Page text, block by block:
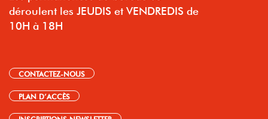
déroulent les JEUDIS et VENDREDIS de
10H à 18H
CONTACTEZ-NOUS
PLAN D’ACCÈS